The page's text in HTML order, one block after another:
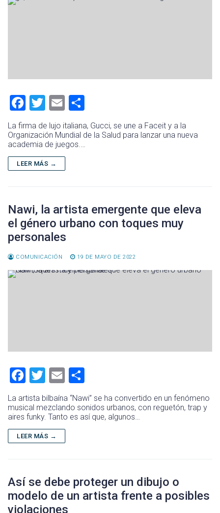
F
ce
b
o
T
wi
tt
er
E
m
ai
l
o
m
p
La firma de lujo italiana, Gucci, se une a Faceit y a la
Organización Mundial de la Salud para lanzar una nueva
academia de juegos.…
LEER MÁS →
Nawi, la artista emergente que eleva
el género urbano con toques muy
personales
COMUNICACIÓN 19 DE MAYO DE 2022
F
a
ce
b
o
T
wi
tt
er
E
m
ai
l
o
m
p
La artista bilbaína “Nawi” se ha convertido en un fenómeno
musical mezclando sonidos urbanos, con reguetón, trap y
aires funky. Tanto es así que, algunos…
LEER MÁS →
Así se debe proteger un dibujo o
modelo de un artista frente a posibles
violaciones